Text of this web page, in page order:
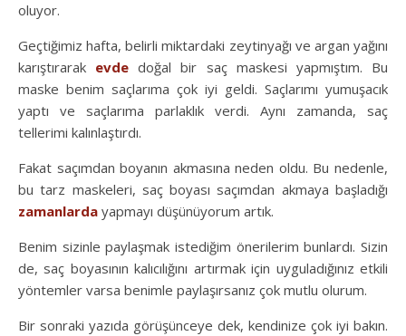
oluyor.
Geçtiğimiz hafta, belirli miktardaki zeytinyağı ve argan yağını
karıştırarak evde doğal bir saç maskesi yapmıştım. Bu
maske benim saçlarıma çok iyi geldi. Saçlarımı yumuşacık
yaptı ve saçlarıma parlaklık verdi. Aynı zamanda, saç
tellerimi kalınlaştırdı.
Fakat saçımdan boyanın akmasına neden oldu. Bu nedenle,
bu tarz maskeleri, saç boyası saçımdan akmaya başladığı
zamanlarda yapmayı düşünüyorum artık.
Benim sizinle paylaşmak istediğim önerilerim bunlardı. Sizin
de, saç boyasının kalıcılığını artırmak için uyguladığınız etkili
yöntemler varsa benimle paylaşırsanız çok mutlu olurum.
Bir sonraki yazıda görüşünceye dek, kendinize çok iyi bakın.